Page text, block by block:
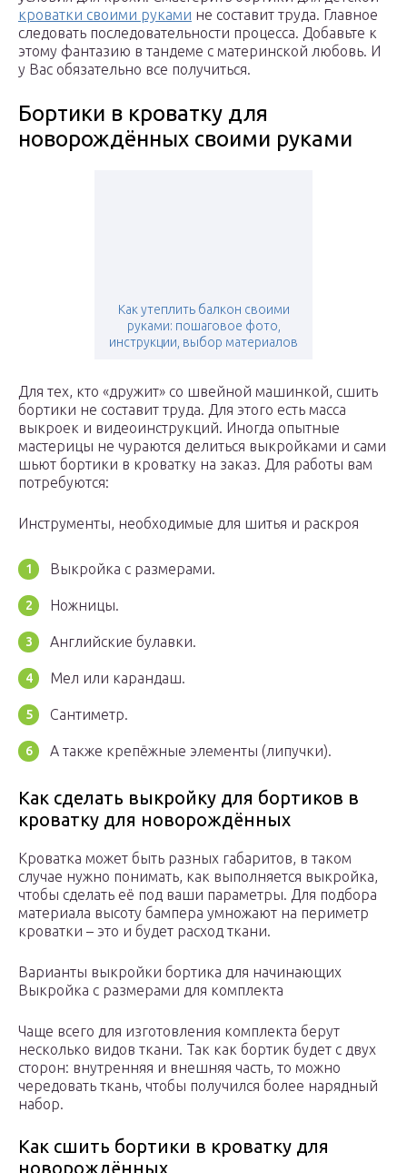
кроватки своими руками не составит труда. Главное
следовать последовательности процесса. Добавьте к
этому фантазию в тандеме с материнской любовь. И
у Вас обязательно все получиться.
Бортики в кроватку для
новорождённых своими руками
Как утеплить балкон своими
руками: пошаговое фото,
инструкции, выбор материалов
Для тех, кто «дружит» со швейной машинкой, сшить
бортики не составит труда. Для этого есть масса
выкроек и видеоинструкций. Иногда опытные
мастерицы не чураются делиться выкройками и сами
шьют бортики в кроватку на заказ. Для работы вам
потребуются:
Инструменты, необходимые для шитья и раскроя
Выкройка с размерами.
Ножницы.
Английские булавки.
Мел или карандаш.
Сантиметр.
А также крепёжные элементы (липучки).
Как сделать выкройку для бортиков в
кроватку для новорождённых
Кроватка может быть разных габаритов, в таком
случае нужно понимать, как выполняется выкройка,
чтобы сделать её под ваши параметры. Для подбора
материала высоту бампера умножают на периметр
кроватки – это и будет расход ткани.
Варианты выкройки бортика для начинающих
Выкройка с размерами для комплекта
Чаще всего для изготовления комплекта берут
несколько видов ткани. Так как бортик будет с двух
сторон: внутренняя и внешняя часть, то можно
чередовать ткань, чтобы получился более нарядный
набор.
Как сшить бортики в кроватку для
новорождённых